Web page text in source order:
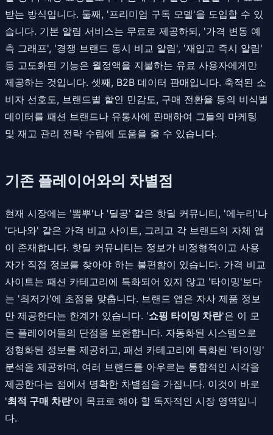
받는 방식입니다. 둘째, '프리미엄 구독 모델'을 도입할 수 있
습니다. 기본 알림 서비스는 무료로 제공하되, '가격 변동 예
측 그래프', '경쟁 브랜드 동시 비교 알림', '재입고 즉시 알림'
등 고도화된 기능은 월정액을 지불하는 유료 사용자에게만
제공하는 것입니다. 셋째, B2B 데이터 판매입니다. 축적된 소
비자 선호도, 브랜드별 할인 민감도, 구매 전환율 등의 비식별
데이터를 패션 브랜드나 유통사에 판매하여 그들의 마케팅
및 재고 관리 전략 수립에 도움을 줄 수 있습니다.
기존 플레이어와의 차별점
현재 시장에는 '뽐뿌'나 '딜공' 같은 핫딜 커뮤니티, '에누리'나
'다나와' 같은 가격 비교 사이트, 그리고 각 브랜드의 자체 앱
이 존재합니다. 핫딜 커뮤니티는 정보가 비정형적이고 사용
자가 직접 정보를 찾아야 하는 불편함이 있습니다. 가격 비교
사이트는 패션 카테고리에 특화되어 있지 않고 '타이밍'보다
는 '최저가'에 초점을 맞춥니다. 브랜드 앱은 자사 제품 정보
만 제공한다는 한계가 있습니다. '쇼핑 타이밍 차란'은 이 모
든 플레이어들의 단점을 보완합니다. 자동화된 시스템으로
정형화된 정보를 제공하고, 패션 카테고리에 특화된 '타이밍'
분석을 제공하며, 여러 브랜드를 아우르는 통합적인 시각을
제공한다는 점에서 명확한 차별점을 가집니다. 이것이 바로
'최적 구매 차란'이 목표로 해야 할 독자적인 시장 영역입니
다.